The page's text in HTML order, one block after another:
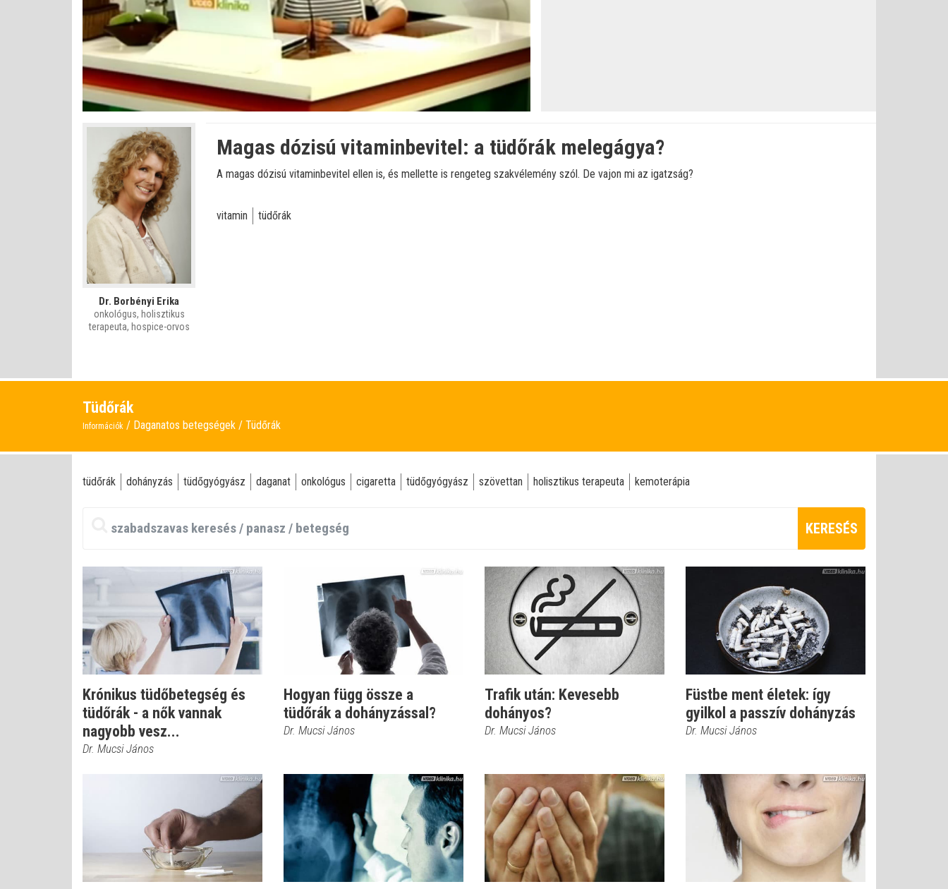
kikapcsolva
Betöltve:
0%
Állapot:
0%
Dr. Borbényi Erika
onkológus, holisztikus
terapeuta, hospice-orvos
Magas dózisú vitaminbevitel: a tüdőrák melegágya?
A magas dózisú vitaminbevitel ellen is, és mellette is rengeteg szakvélemény szól. De vajon mi az igatzság?
vitamin tüdőrák
Tüdőrák
Információk Daganatos betegségek Tüdőrák
tüdőrák dohányzás tüdőgyógyász daganat onkológus cigaretta tüdőgyógyász szövettan holisztikus terapeuta kemoterápia
KERESÉS
Krónikus tüdőbetegség és
tüdőrák - a nők vannak
nagyobb vesz...
Dr. Mucsi János
Hogyan függ össze a
tüdőrák a dohányzással?
Dr. Mucsi János
Trafik után: Kevesebb
dohányos?
Dr. Mucsi János
Füstbe ment életek: így
gyilkol a passzív dohányzás
Dr. Mucsi János